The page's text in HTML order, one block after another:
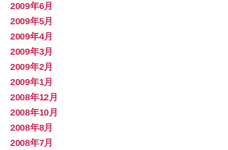
2009年6月
2009年5月
2009年4月
2009年3月
2009年2月
2009年1月
2008年12月
2008年10月
2008年8月
2008年7月